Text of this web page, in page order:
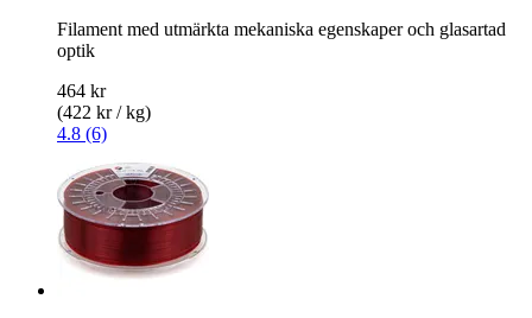
Filament med utmärkta mekaniska egenskaper och glasartad
optik
464 kr
(422 kr / kg)
4.8 (6)